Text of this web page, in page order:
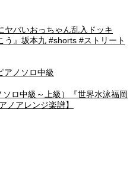
ヤバいおっちゃん乱入ドッキ
う』坂本九 #shorts #ストリート
アノソロ中級
ソロ中級～上級）『世界水泳福岡
ノアレンジ楽譜】